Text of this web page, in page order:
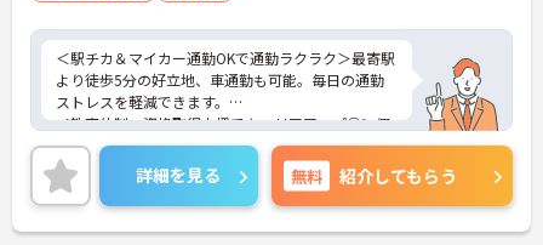
＜駅チカ＆マイカー通勤OKで通勤ラクラク＞最寄駅
より徒歩5分の好立地、車通勤も可能。毎日の通勤
ストレスを軽減できます。
＜教育体制・資格取得支援でキャリアアップ◎＞個
別プリセプター配置＆資格取得支援制度で未経験や
無資格からでも安心スタート！
＜柔軟なシフト勤務が可能＞週2日～5日、1日4時間
から勤務相談ができるので家庭の事情や希望に合わ
せて働けます。
詳細を見る 無料 紹介してもらう